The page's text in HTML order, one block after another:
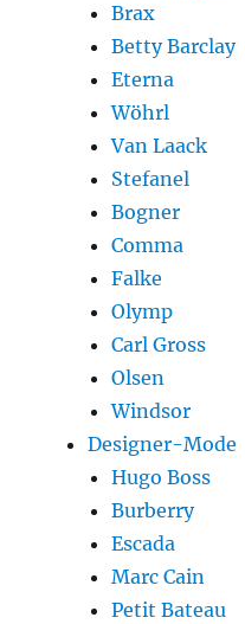
Brax
Betty Barclay
Eterna
Wöhrl
Van Laack
Stefanel
Bogner
Comma
Falke
Olymp
Carl Gross
Olsen
Windsor
Designer-Mode
Hugo Boss
Burberry
Escada
Marc Cain
Petit Bateau